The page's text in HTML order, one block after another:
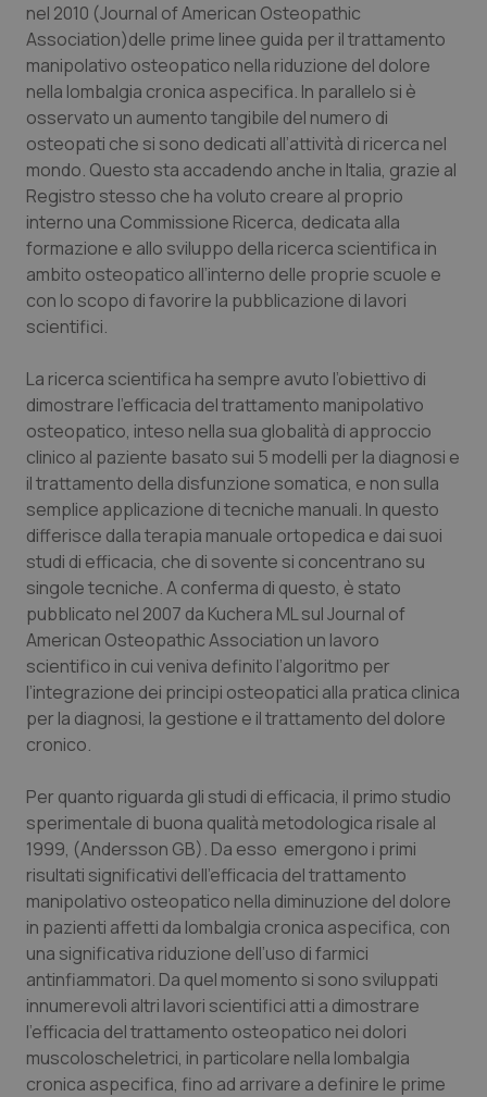
Quotidiano Pediatria
Rene & patologie urogenitali
Salute orale & impianti
Sangue & coagulazione
Tiroide
Tumore al seno
Tumore ovarico
Tumori del Polmone & Testa Collo
Tumori gastrointestinali
Ulcera & Reflusso
Vaccini
nel 2010 (Journal of American Osteopathic
Association)delle prime linee guida per il trattamento
manipolativo osteopatico nella riduzione del dolore
nella lombalgia cronica aspecifica. In parallelo si è
osservato un aumento tangibile del numero di
osteopati che si sono dedicati all’attività di ricerca nel
mondo. Questo sta accadendo anche in Italia, grazie al
Registro stesso che ha voluto creare al proprio
interno una Commissione Ricerca, dedicata alla
formazione e allo sviluppo della ricerca scientifica in
ambito osteopatico all’interno delle proprie scuole e
con lo scopo di favorire la pubblicazione di lavori
scientifici.
La ricerca scientifica ha sempre avuto l’obiettivo di
dimostrare l’efficacia del trattamento manipolativo
osteopatico, inteso nella sua globalità di approccio
clinico al paziente basato sui 5 modelli per la diagnosi e
il trattamento della disfunzione somatica, e non sulla
semplice applicazione di tecniche manuali. In questo
differisce dalla terapia manuale ortopedica e dai suoi
studi di efficacia, che di sovente si concentrano su
singole tecniche. A conferma di questo, è stato
pubblicato nel 2007 da Kuchera ML sul Journal of
American Osteopathic Association un lavoro
scientifico in cui veniva definito l’algoritmo per
l’integrazione dei principi osteopatici alla pratica clinica
per la diagnosi, la gestione e il trattamento del dolore
cronico.
Per quanto riguarda gli studi di efficacia, il primo studio
sperimentale di buona qualità metodologica risale al
1999, (Andersson GB). Da esso emergono i primi
risultati significativi dell’efficacia del trattamento
manipolativo osteopatico nella diminuzione del dolore
in pazienti affetti da lombalgia cronica aspecifica, con
una significativa riduzione dell’uso di farmici
antinfiammatori. Da quel momento si sono sviluppati
innumerevoli altri lavori scientifici atti a dimostrare
l’efficacia del trattamento osteopatico nei dolori
muscoloscheletrici, in particolare nella lombalgia
cronica aspecifica, fino ad arrivare a definire le prime